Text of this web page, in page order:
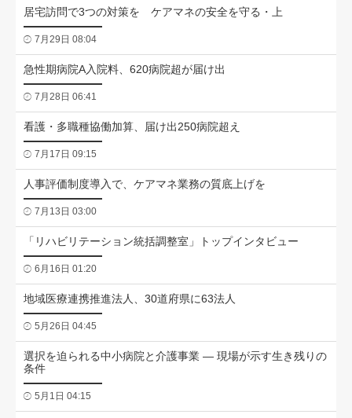
居宅訪問で3つの対策を ケアマネの安全を守る・上
7月29日 08:04
急性期病院A入院料、620病院超が届け出
7月28日 06:41
看護・多職種協働加算、届け出250病院超え
7月17日 09:15
人事評価制度導入で、ケアマネ業務の質底上げを
7月13日 03:00
「リハビリテーション統括調整室」トップインタビュー
6月16日 01:20
地域医療連携推進法人、30道府県に63法人
5月26日 04:45
選択を迫られる中小病院と介護事業 ― 現場が示す生き残りの
条件
5月1日 04:15